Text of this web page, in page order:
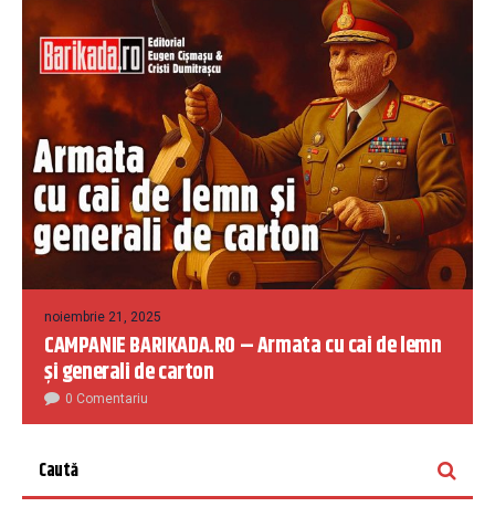
noiembrie 21, 2025
CAMPANIE BARIKADA.RO – Armata cu cai de lemn
și generali de carton
0 Comentariu